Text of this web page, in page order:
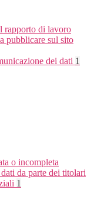
rapporto di lavoro
pubblicare sul sito
dei dati 1
o incompleta
da parte dei titolari
1